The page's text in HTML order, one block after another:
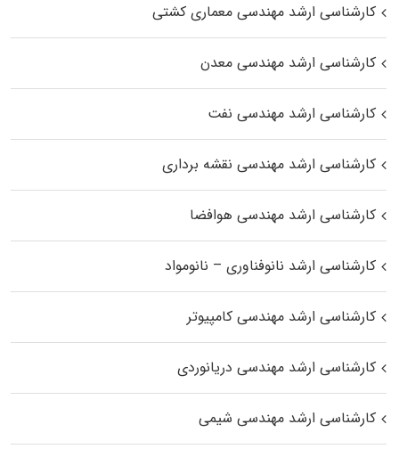
کارشناسی ارشد مهندسی معماری کشتی
کارشناسی ارشد مهندسی معدن
کارشناسی ارشد مهندسی نفت
کارشناسی ارشد مهندسی نقشه برداری
کارشناسی ارشد مهندسی هوافضا
کارشناسی ارشد نانوفناوری – نانومواد
کارشناسی ارشد مهندسی کامپیوتر
کارشناسی ارشد مهندسی دریانوردی
کارشناسی ارشد مهندسی شیمی